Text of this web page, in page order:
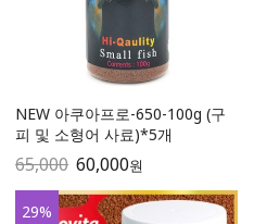
NEW 아쿠아프로-650-100g (구
피 및 소형어 사료)*5개
65,000 60,000원
29%